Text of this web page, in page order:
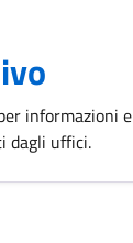
informazioni e
dagli uffici.